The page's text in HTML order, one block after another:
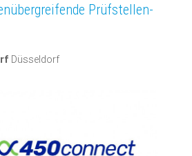
Prüfstellen-
Düsseldorf